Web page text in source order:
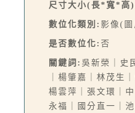
尺寸大小(長*寬*高
數位化類別: 影像(圖
是否數位化: 否
關鍵詞: 吳新榮｜史
｜楊肇嘉｜林茂生
楊雲萍｜張文環｜
永福｜國分直一｜